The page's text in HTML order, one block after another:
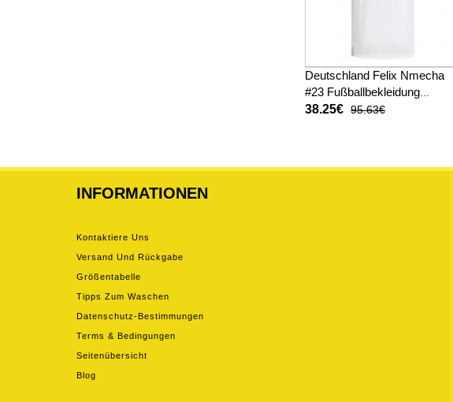
Deutschland Felix Nmecha
#23 Fußballbekleidung
Heimtrikot WM 2026 Kurzarm
38.25€ 95.63€
INFORMATIONEN
Kontaktiere Uns
Versand Und Rückgabe
Größentabelle
Tipps Zum Waschen
Datenschutz-Bestimmungen
Terms & Bedingungen
Seitenübersicht
Blog